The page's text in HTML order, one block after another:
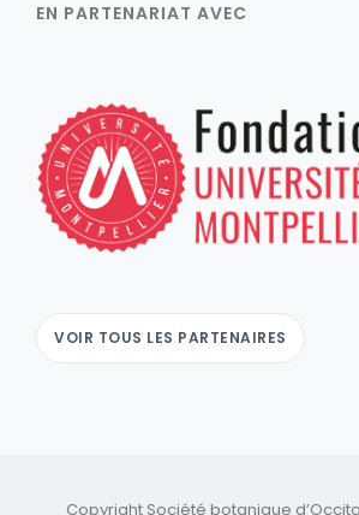
EN PARTENARIAT AVEC
VOIR TOUS LES PARTENAIRES
Copyright Société botanique